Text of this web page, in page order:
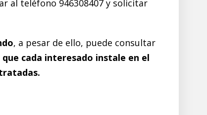
al teléfono 946308407 y solicitar
, a pesar de ello, puede consultar
cada interesado instale en el